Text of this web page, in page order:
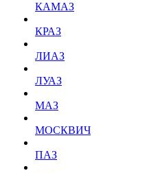
КАМАЗ
КРАЗ
ЛИАЗ
ЛУАЗ
МАЗ
МОСКВИЧ
ПАЗ